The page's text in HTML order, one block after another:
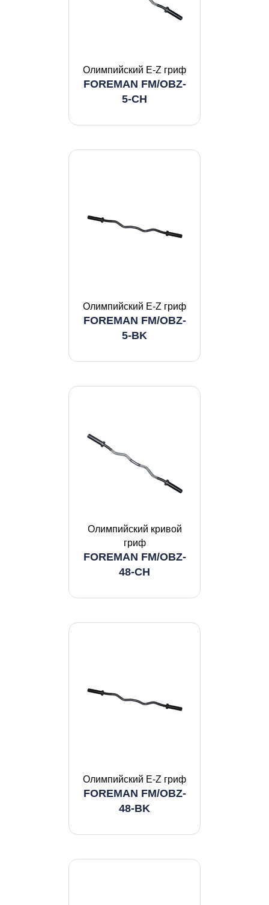
Олимпийский E-Z гриф
FOREMAN FM/OBZ-
5-CH
Олимпийский E-Z гриф
FOREMAN FM/OBZ-
5-BK
Олимпийский кривой
гриф
FOREMAN FM/OBZ-
48-CH
Олимпийский E-Z гриф
FOREMAN FM/OBZ-
48-BK